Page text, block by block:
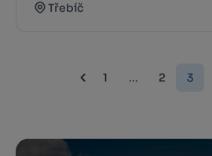
Třebíč
1 ... 2 3